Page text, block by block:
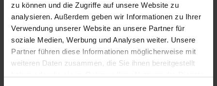
zu können und die Zugriffe auf unsere Website zu
analysieren. Außerdem geben wir Informationen zu Ihrer
Verwendung unserer Website an unsere Partner für
soziale Medien, Werbung und Analysen weiter. Unsere
Partner führen diese Informationen möglicherweise mit
weiteren Daten zusammen, die Sie ihnen bereitgestellt
Kilometerstand
54.750 km
Erstzulassung
05/2023
Zustand
Gebrauchtwagen
Leistung
180 kW / 245 PS